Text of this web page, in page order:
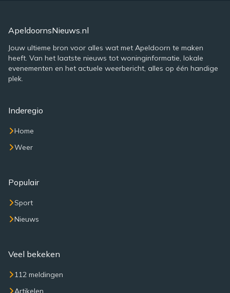
ApeldoornsNieuws.nl
Jouw ultieme bron voor alles wat met Apeldoorn te maken
heeft. Van het laatste nieuws tot woninginformatie, lokale
evenementen en het actuele weerbericht, alles op één handige
plek.
Inderegio
Home
Weer
Populair
Sport
Nieuws
Veel bekeken
112 meldingen
Artikelen